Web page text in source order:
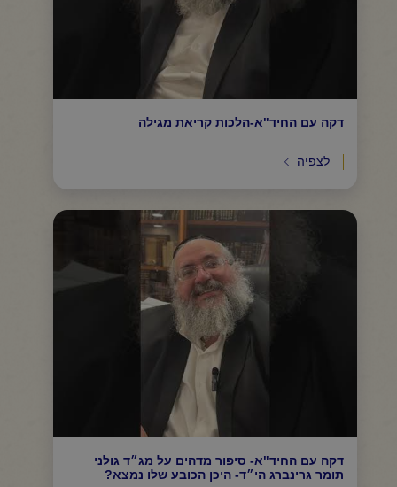
דקה עם החיד"א-הלכות קריאת מגילה
לצפיה
דקה עם החיד"א- סיפור מדהים על מג״ד גולני
תומר גרינברג הי״ד- היכן הכובע שלו נמצא?